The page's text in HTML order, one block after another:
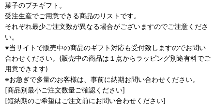
菓子のプチギフト。
受注生産でご用意できる商品のリストです。
それぞれ最少ご注文数が異なる場合がございますのでご注意くださ
い。
※当サイトで販売中の商品のギフト対応も受付致しますのでお問い
合わせください。(販売中の商品は１点からラッピング別途有料でご
用意できます)
※お急ぎで多量のお客様は、事前に納期お問い合わせください。
[商品別最小ご注文数量ご確認ください]
[短納期のご希望はご注文前にお問い合わせください]